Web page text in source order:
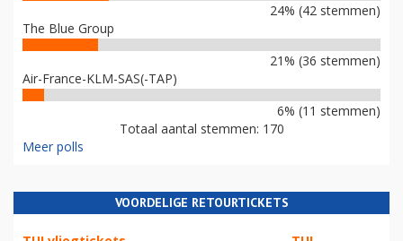
24% (42 stemmen)
The Blue Group
21% (36 stemmen)
Air-France-KLM-SAS(-TAP)
6% (11 stemmen)
Totaal aantal stemmen: 170
Meer polls
VOORDELIGE RETOURTICKETS